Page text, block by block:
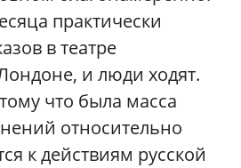
практически
в театре
и люди ходят.
что была масса
относительно
к действиям русской